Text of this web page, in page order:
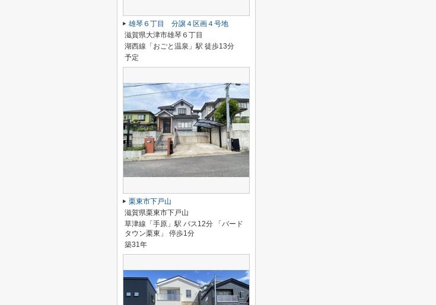
雄琴６丁目 分譲４区画４号地
滋賀県大津市雄琴６丁目
湖西線「おごと温泉」駅 徒歩13分
予定
栗東市下戸山
滋賀県栗東市下戸山
草津線「手原」駅 バス12分 「バード
タウン栗東」 停歩1分
築31年